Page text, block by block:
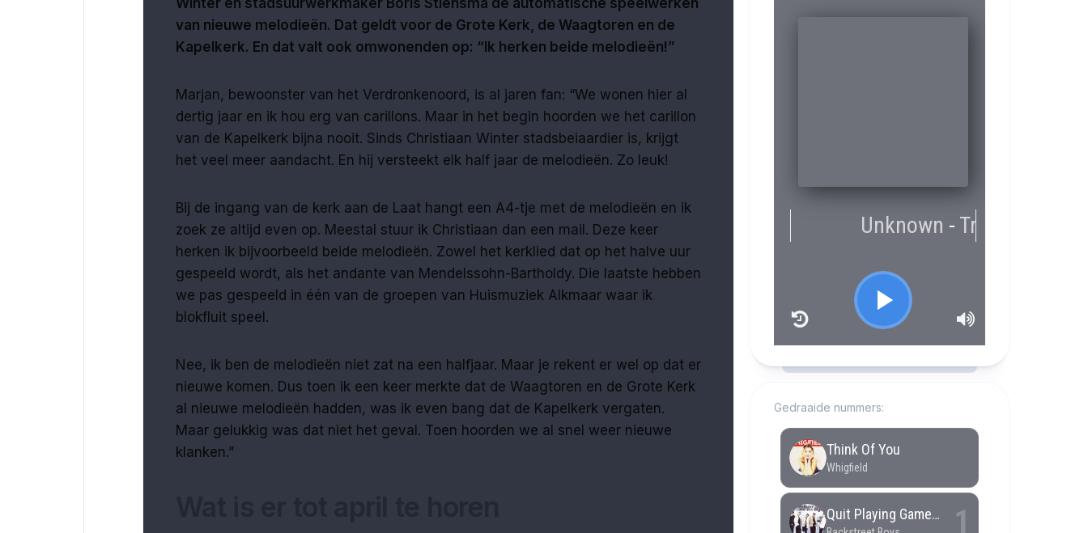
Winter en stadsuurwerkmaker Boris Stiensma de automatische speelwerken
van nieuwe melodieën. Dat geldt voor de Grote Kerk, de Waagtoren en de
Kapelkerk. En d at valt ook omwonenden op: “Ik herken beide melodieën!”
Marjan, bewoonster van het Verdronkenoord, is al jaren fan: “We wonen hier al
dertig jaar en ik hou erg van carillons. Maar in het begin hoorden we het carillon
van de Kapelkerk bijna nooit. Sinds Christiaan Winter stadsbeiaardier is, krijgt
het veel meer aandacht. En hij versteekt elk half jaar de melodieën. Zo leuk!
Bij de ingang van de kerk aan de Laat hangt een A4-tje met de melodieën en ik
zoek ze altijd even op. Meestal stuur ik Christiaan dan een mail. Deze keer
herken ik bijvoorbeeld beide melodieën. Zowel het kerklied dat op het halve uur
gespeeld wordt, als het andante van Mendelssohn-Bartholdy. Die laatste hebben
we pas gespeeld in één van de groepen van Huismuziek Alkmaar waar ik
blokfluit speel.
Nee, ik ben de melodieën niet zat na een halfjaar. Maar je rekent er wel op dat er
nieuwe komen. Dus toen ik een keer merkte dat de Waagtoren en de Grote Kerk
al nieuwe melodieën hadden, was ik even bang dat de Kapelkerk vergaten.
Maar gelukkig was dat niet het geval. Toen hoorden we al snel weer nieuwe
klanken.”
Gedraaide nummers: